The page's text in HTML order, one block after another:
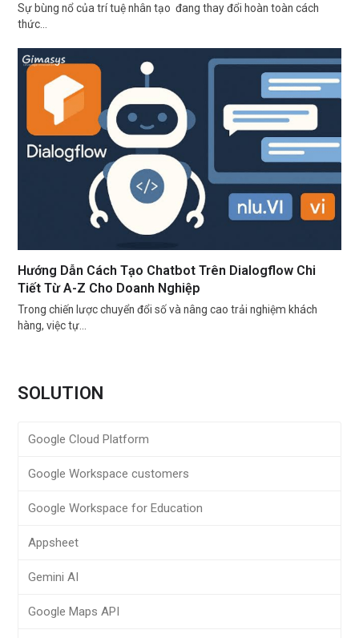
Sự bùng nổ của trí tuệ nhân tạo đang thay đổi hoàn toàn cách
thức…
Hướng Dẫn Cách Tạo Chatbot Trên Dialogflow Chi
Tiết Từ A-Z Cho Doanh Nghiệp
Trong chiến lược chuyển đổi số và nâng cao trải nghiệm khách
hàng, việc tự…
SOLUTION
Google Cloud Platform
Google Workspace customers
Google Workspace for Education
Appsheet
Gemini AI
Google Maps API